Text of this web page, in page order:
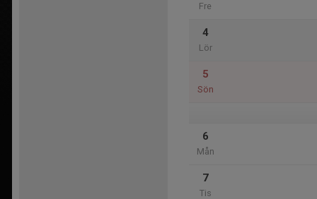
Fre
4
Lör
5
Sön
6
Mån
7
Tis